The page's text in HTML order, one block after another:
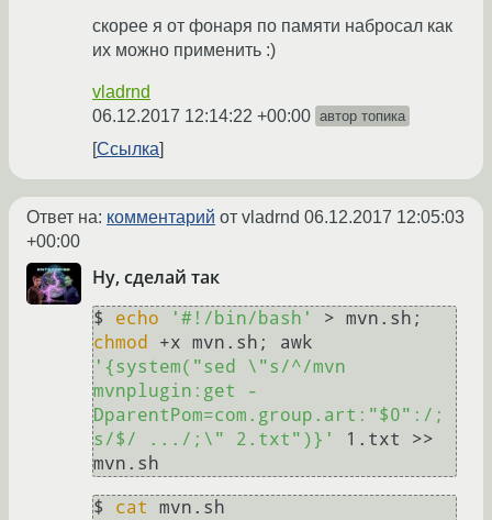
скорее я от фонаря по памяти набросал как
их можно применить :)
vladrnd
06.12.2017 12:14:22 +00:00 автор топика
Ссылка
Ответ на: комментарий от vladrnd 06.12.2017 12:05:03
+00:00
Ну, сделай так
$ echo '#!/bin/bash'
chmod
'{system("sed \"s/^/mvn
mvnplugin:get -
DparentPom=com.group.art:"$0":/;
s/$/ .../;\" 2.txt")}'
1.txt >>
$ cat